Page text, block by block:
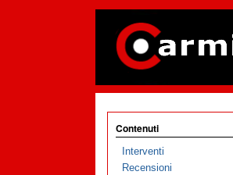
Contenuti
Interventi
Recensioni